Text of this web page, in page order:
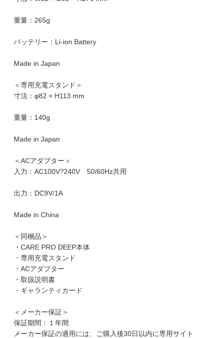
重量：265g
バッテリー：Li-ion Battery
Made in Japan
＜専用充電スタンド＞
寸法：φ82 × H113 mm
重量：140g
Made in Japan
＜ACアダプター＞
入力：AC100V?240V 50/60Hz共用
出力：DC9V/1A
Made in China
＜同梱品＞
・CARE PRO DEEP本体
・専用充電スタンド
・ACアダプター
・取扱説明書
・ギャランティカード
＜メーカー保証＞
保証期間：１年間
メーカー保証の適用には、ご購入後30日以内に専用サイト